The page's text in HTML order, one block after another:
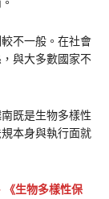
不一般。在社會
與大多數國家不
既是生物多樣性
本身與執行面就
《生物多樣性保